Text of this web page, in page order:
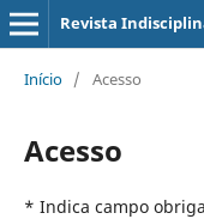
Revista
Início / Acesso
Acesso
* Indica campo